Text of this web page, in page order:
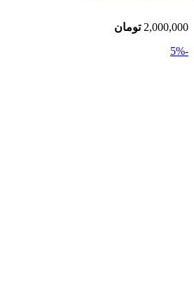
2,000,000 تومان
-5%